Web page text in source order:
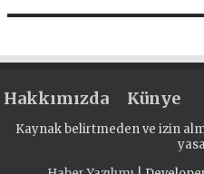
Hakkımızda Künye
Kaynak belirtmeden ve izin